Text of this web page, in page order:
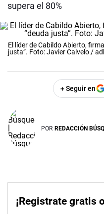
supera el 80%
El líder de Cabildo Abierto,
justa”. Foto: Javier Calvelo /
+ Seguir en
POR REDACCIÓN
¡Registrate gratis